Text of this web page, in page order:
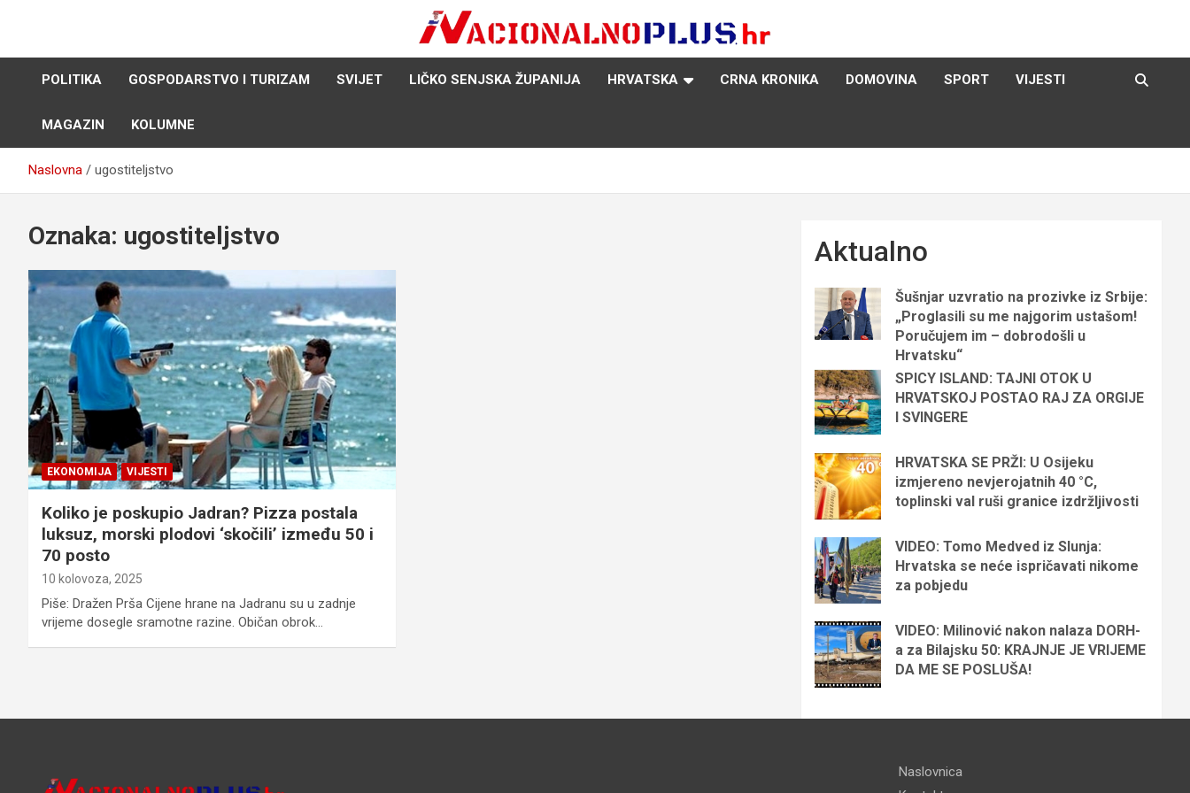
NacionalnoPlus.hr
Nacija želi znati više
POLITIKA
GOSPODARSTVO I TURIZAM SVIJET LIČKO SENJSKA ŽUPANIJA HRVATSKA CRNA KRONIKA DOMOVINA SPORT VIJESTI
MAGAZIN KOLUMNE
Naslovna ugostiteljstvo
Oznaka: ugostiteljstvo
EKONOMIJA VIJESTI
Koliko je poskupio Jadran? Pizza postala
luksuz, morski plodovi ‘skočili’ između 50 i
70 posto
10 kolovoza, 2025
Piše: Dražen Prša Cijene hrane na Jadranu su u zadnje
vrijeme dosegle sramotne razine. Običan obrok…
Aktualno
Šušnjar uzvratio na prozivke iz Srbije:
„Proglasili su me najgorim ustašom!
Poručujem im – dobrodošli u
Hrvatsku“
SPICY ISLAND: TAJNI OTOK U
HRVATSKOJ POSTAO RAJ ZA ORGIJE
I SVINGERE
HRVATSKA SE PRŽI: U Osijeku
izmjereno nevjerojatnih 40 °C,
toplinski val ruši granice izdržljivosti
VIDEO: Tomo Medved iz Slunja:
Hrvatska se neće ispričavati nikome
za pobjedu
VIDEO: Milinović nakon nalaza DORH-
a za Bilajsku 50: KRAJNJE JE VRIJEME
DA ME SE POSLUŠA!
Naslovnica